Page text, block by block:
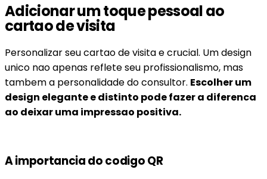
Adicionar um toque pessoal ao
cartao de visita
Personalizar seu cartao de visita e crucial. Um design
unico nao apenas reflete seu profissionalismo, mas
tambem a personalidade do consultor. Escolher um
design elegante e distinto pode fazer a diferenca
ao deixar uma impressao positiva.
A importancia do codigo QR